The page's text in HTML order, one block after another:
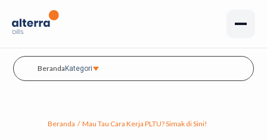
BerandaKategori
Beranda / Mau Tau Cara Kerja PLTU? Simak di Sini!